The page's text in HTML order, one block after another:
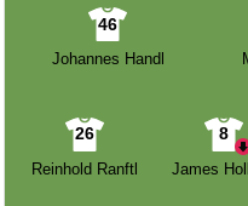
46
Johannes Handl
26
Reinhold Ranftl
8
James